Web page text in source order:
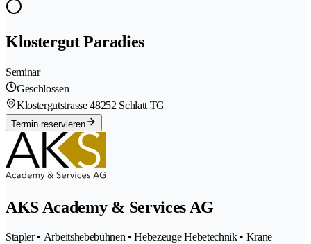
Klostergut Paradies
Seminar
Geschlossen
Klostergutstrasse 48252 Schlatt TG
Termin reservieren
AKS Academy & Services AG
Stapler • Arbeitshebebühnen • Hebezeuge Hebetechnik • Krane